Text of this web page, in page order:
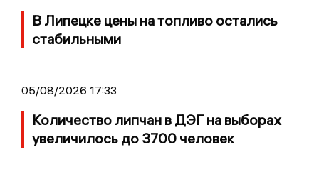
В Липецке цены на топливо остались
стабильными
05/08/2026 17:33
Количество липчан в ДЭГ на выборах
увеличилось до 3700 человек